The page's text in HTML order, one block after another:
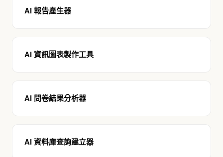
AI 報告產生器
AI 資訊圖表製作工具
AI 問卷結果分析器
AI 資料庫查詢建立器